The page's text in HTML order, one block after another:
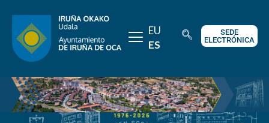
EU
ES
SEDE
ELECTRÓNICA